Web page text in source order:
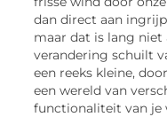
dan direct aan
maar dat is lang
verandering schuilt
een reeks kleine,
een wereld van
functionaliteit van je